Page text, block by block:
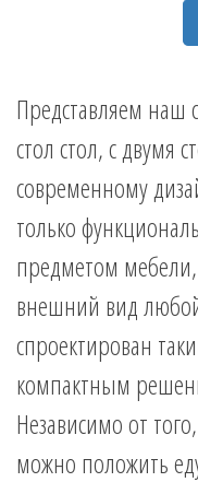
Представляем
стол стол, с двумя
современному
только
предметом
внешний вид
спроектирован
компактным
Независимо от
можно положить